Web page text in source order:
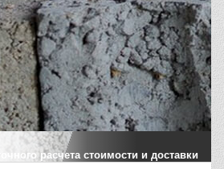
расчета стоимости и доставки